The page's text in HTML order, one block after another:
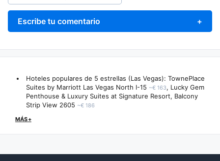
Escribe tu comentario +
Hoteles populares de 5 estrellas (Las Vegas): TownePlace
Suites by Marriott Las Vegas North I-15 ~€ 163, Lucky Gem
Penthouse & Luxury Suites at Signature Resort, Balcony
Strip View 2605 ~€ 186
MÁS+